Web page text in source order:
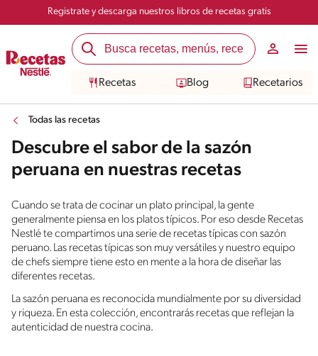
Registrate y descarga nuestros libros de recetas gratis
Recetas Blog Recetarios
Todas las recetas
Descubre el sabor de la sazón
peruana en nuestras recetas
Cuando se trata de cocinar un plato principal, la gente
generalmente piensa en los platos típicos. Por eso desde Recetas
Nestlé te compartimos una serie de recetas típicas con sazón
peruano. Las recetas típicas son muy versátiles y nuestro equipo
de chefs siempre tiene esto en mente a la hora de diseñar las
diferentes recetas.
La sazón peruana es reconocida mundialmente por su diversidad
y riqueza. En esta colección, encontrarás recetas que reflejan la
autenticidad de nuestra cocina.